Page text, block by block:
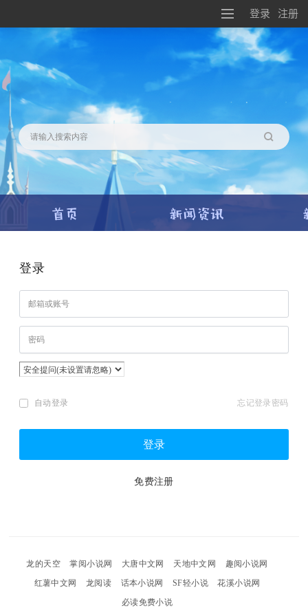
登录 注册
登录
自动登录 忘记登录密码
登录
免费注册
龙的天空 掌阅小说网 大唐中文网 天地中文网
趣阅小说网
红薯中文网
龙阅读 话本小说网 SF轻小说
花溪小说网
必读免费小说